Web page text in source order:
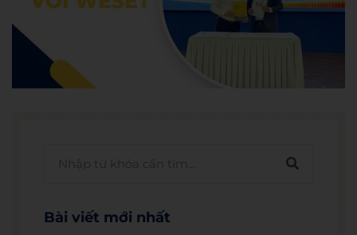
Bài viết mới nhất